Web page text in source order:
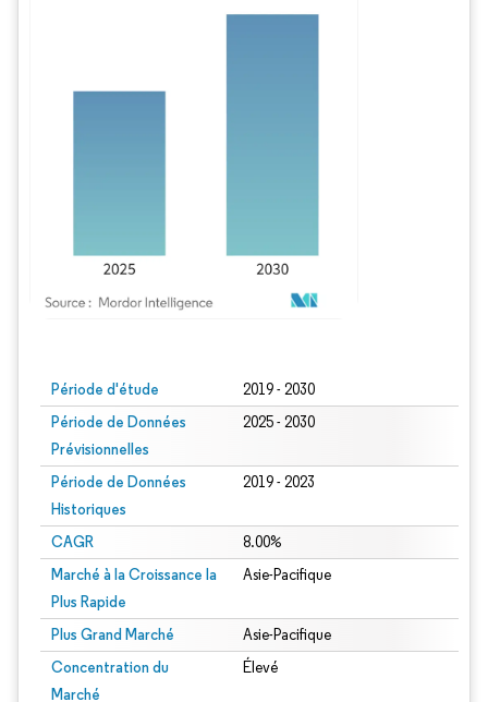
Période d'étude 2019 - 2030
Période de Données
Prévisionnelles
2025 - 2030
Période de Données
Historiques
2019 - 2023
CAGR 8.00%
Marché à la Croissance la
Plus Rapide
Asie-Pacifique
Plus Grand Marché Asie-Pacifique
Concentration du
Marché
Élevé